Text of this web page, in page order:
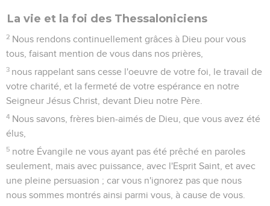
La vie et la foi des Thessaloniciens
2 Nous rendons continuellement grâces à Dieu pour vous
tous, faisant mention de vous dans nos prières,
3 nous rappelant sans cesse l'oeuvre de votre foi, le travail de
votre charité, et la fermeté de votre espérance en notre
Seigneur Jésus Christ, devant Dieu notre Père.
4 Nous savons, frères bien-aimés de Dieu, que vous avez été
élus,
5 notre Évangile ne vous ayant pas été prêché en paroles
seulement, mais avec puissance, avec l'Esprit Saint, et avec
une pleine persuasion ; car vous n'ignorez pas que nous
nous sommes montrés ainsi parmi vous, à cause de vous.